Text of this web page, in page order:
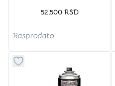
52,500 RSD
Rasprodato
Dugme za dodavanje